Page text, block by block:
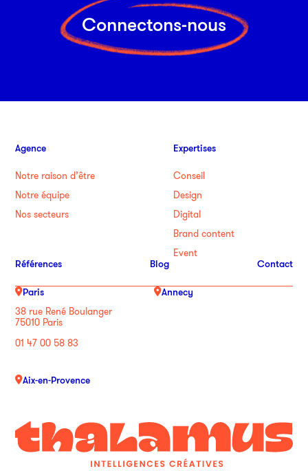
Connectons-nous
Agence
Notre raison d’être
Notre équipe
Nos secteurs
Expertises
Conseil
Design
Digital
Brand content
Event
Références Blog Contact
Paris
38 rue René Boulanger
75010 Paris
01 47 00 58 83
Annecy
Aix-en-Provence